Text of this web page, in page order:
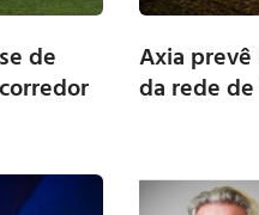
de
Axia prevê
da rede